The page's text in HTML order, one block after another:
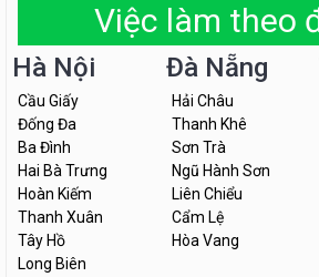
Việc làm theo
Hà Nội
Cầu Giấy
Đống Đa
Ba Đình
Hai Bà Trưng
Hoàn Kiếm
Thanh Xuân
Tây Hồ
Long Biên
Đà Nẵng
Hải Châu
Thanh Khê
Sơn Trà
Ngũ Hành Sơn
Liên Chiểu
Cẩm Lệ
Hòa Vang